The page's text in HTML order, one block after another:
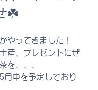
☘️
やってきました！
産、プレゼントにぜ
を、、、
月中を予定しており